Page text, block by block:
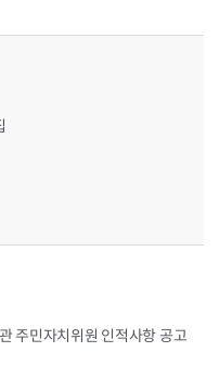
주민자치위원 인적사항 공고